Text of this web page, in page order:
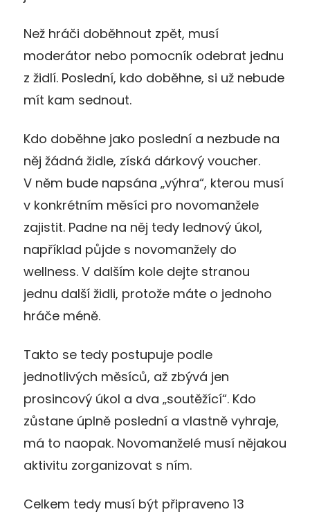
Než hráči doběhnout zpět, musí
moderátor nebo pomocník odebrat jednu
z židlí. Poslední, kdo doběhne, si už nebude
mít kam sednout.
Kdo doběhne jako poslední a nezbude na
něj žádná židle, získá dárkový voucher.
V něm bude napsána „výhra“, kterou musí
v konkrétním měsíci pro novomanžele
zajistit. Padne na něj tedy lednový úkol,
například půjde s novomanžely do
wellness. V dalším kole dejte stranou
jednu další židli, protože máte o jednoho
hráče méně.
Takto se tedy postupuje podle
jednotlivých měsíců, až zbývá jen
prosincový úkol a dva „soutěžící“. Kdo
zůstane úplně poslední a vlastně vyhraje,
má to naopak. Novomanželé musí nějakou
aktivitu zorganizovat s ním.
Celkem tedy musí být připraveno 13